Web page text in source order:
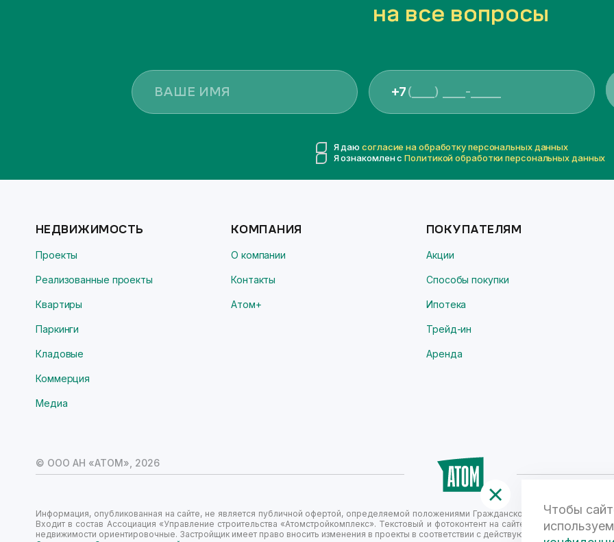
на все вопросы
+7
Я даю согласие на обработку персональных данных
Я ознакомлен с Политикой обработки персональных данных
НЕДВИЖИМОСТЬ
Проекты
Реализованные проекты
Квартиры
Паркинги
Кладовые
Коммерция
Медиа
КОМПАНИЯ
О компании
Контакты
Атом+
ПОКУПАТЕЛЯМ
Акции
Способы покупки
Ипотека
Трейд-ин
Аренда
© ООО АН «АТОМ», 2026
Информация, опубликованная на сайте, не является публичной офертой, определяемой положениями Гражданского кодекса
Входит в состав Ассоциация «Управление строительства «Атомстройкомплекс». Текстовый и фотоконтент на сайте не является
недвижимости ориентировочные. Застройщик имеет право вносить изменения в проекты в соответствии с действующим
Чтобы
используем